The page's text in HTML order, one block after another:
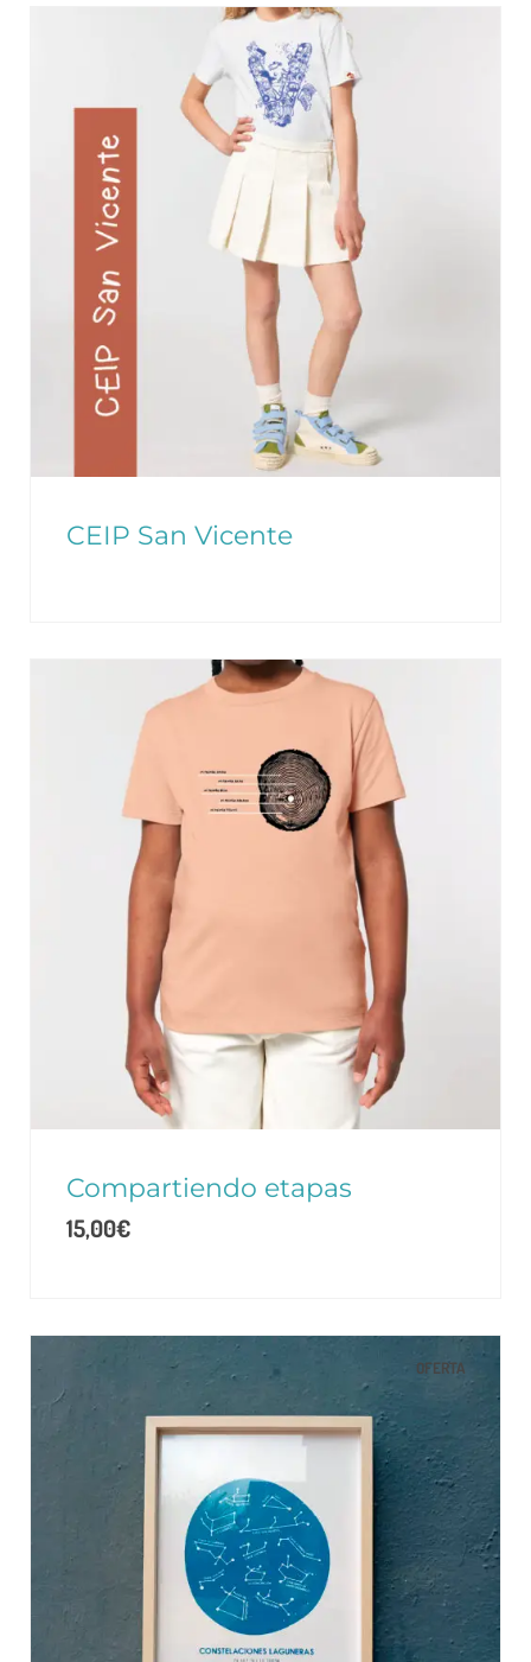
CEIP San Vicente
Compartiendo etapas
15,00€
OFERTA